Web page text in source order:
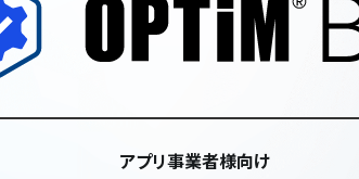
アプリ事業者様向け